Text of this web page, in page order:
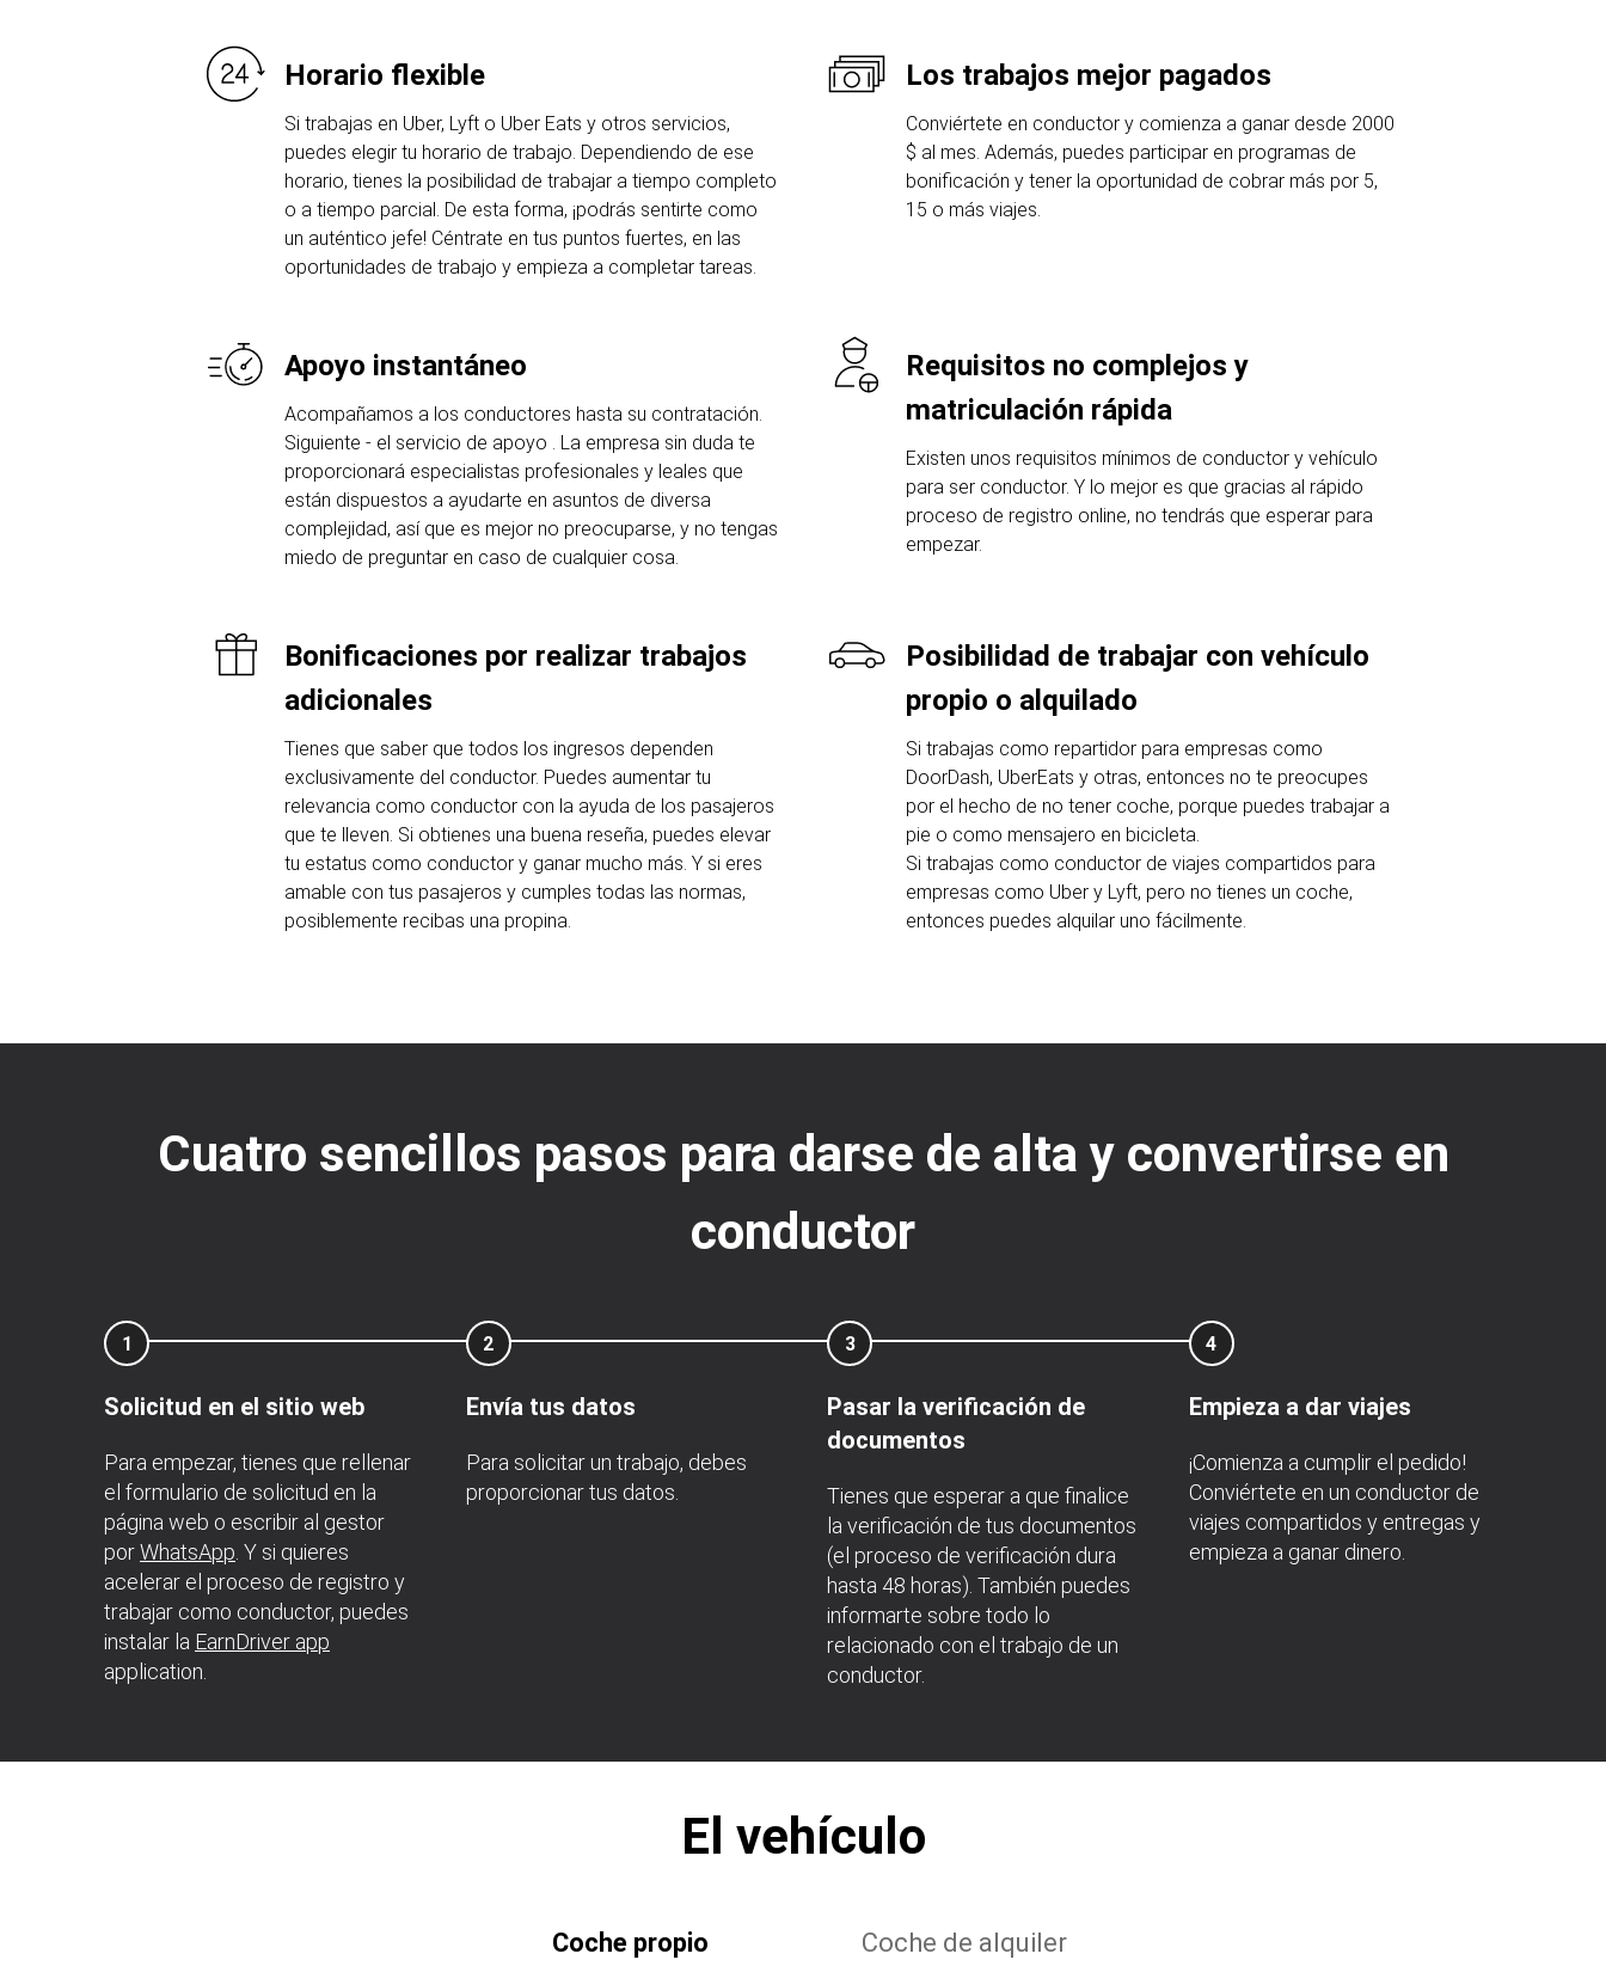
Horario flexible
Si trabajas en Uber, Lyft o Uber Eats y otros servicios,
puedes elegir tu horario de trabajo. Dependiendo de ese
horario, tienes la posibilidad de trabajar a tiempo completo
o a tiempo parcial. De esta forma, ¡podrás sentirte como
un auténtico jefe! Céntrate en tus puntos fuertes, en las
oportunidades de trabajo y empieza a completar tareas.
Los trabajos mejor pagados
Conviértete en conductor y comienza a ganar desde 2000
$ al mes. Además, puedes participar en programas de
bonificación y tener la oportunidad de cobrar más por 5,
15 o más viajes.
Apoyo instantáneo
Acompañamos a los conductores hasta su contratación.
Siguiente - el servicio de apoyo . La empresa sin duda te
proporcionará especialistas profesionales y leales que
están dispuestos a ayudarte en asuntos de diversa
complejidad, así que es mejor no preocuparse, y no tengas
miedo de preguntar en caso de cualquier cosa.
Requisitos no complejos y
matriculación rápida
Existen unos requisitos mínimos de conductor y vehículo
para ser conductor. Y lo mejor es que gracias al rápido
proceso de registro online, no tendrás que esperar para
empezar.
Bonificaciones por realizar trabajos
adicionales
Tienes que saber que todos los ingresos dependen
exclusivamente del conductor. Puedes aumentar tu
relevancia como conductor con la ayuda de los pasajeros
que te lleven. Si obtienes una buena reseña, puedes elevar
tu estatus como conductor y ganar mucho más. Y si eres
amable con tus pasajeros y cumples todas las normas,
posiblemente recibas una propina.
Posibilidad de trabajar con vehículo
propio o alquilado
Si trabajas como repartidor para empresas como
DoorDash, UberEats y otras, entonces no te preocupes
por el hecho de no tener coche, porque puedes trabajar a
pie o como mensajero en bicicleta.
Si trabajas como conductor de viajes compartidos para
empresas como Uber y Lyft, pero no tienes un coche,
entonces puedes alquilar uno fácilmente.
Cuatro sencillos pasos para darse de alta y convertirse en
conductor
1
Solicitud en el sitio web
Para empezar, tienes que rellenar
el formulario de solicitud en la
página web o escribir al gestor
porWhatsApp . Y si quieres
acelerar el proceso de registro y
trabajar como conductor, puedes
instalar la EarnDriver app
application.
2
Envía tus datos
Para solicitar un trabajo, debes
proporcionar tus datos.
3
Pasar la verificación de
documentos
Tienes que esperar a que finalice
la verificación de tus documentos
(el proceso de verificación dura
hasta 48 horas). También puedes
informarte sobre todo lo
relacionado con el trabajo de un
conductor.
4
Empieza a dar viajes
¡Comienza a cumplir el pedido!
Conviértete en un conductor de
viajes compartidos y entregas y
empieza a ganar dinero.
El vehículo
Coche propio Coche de alquiler